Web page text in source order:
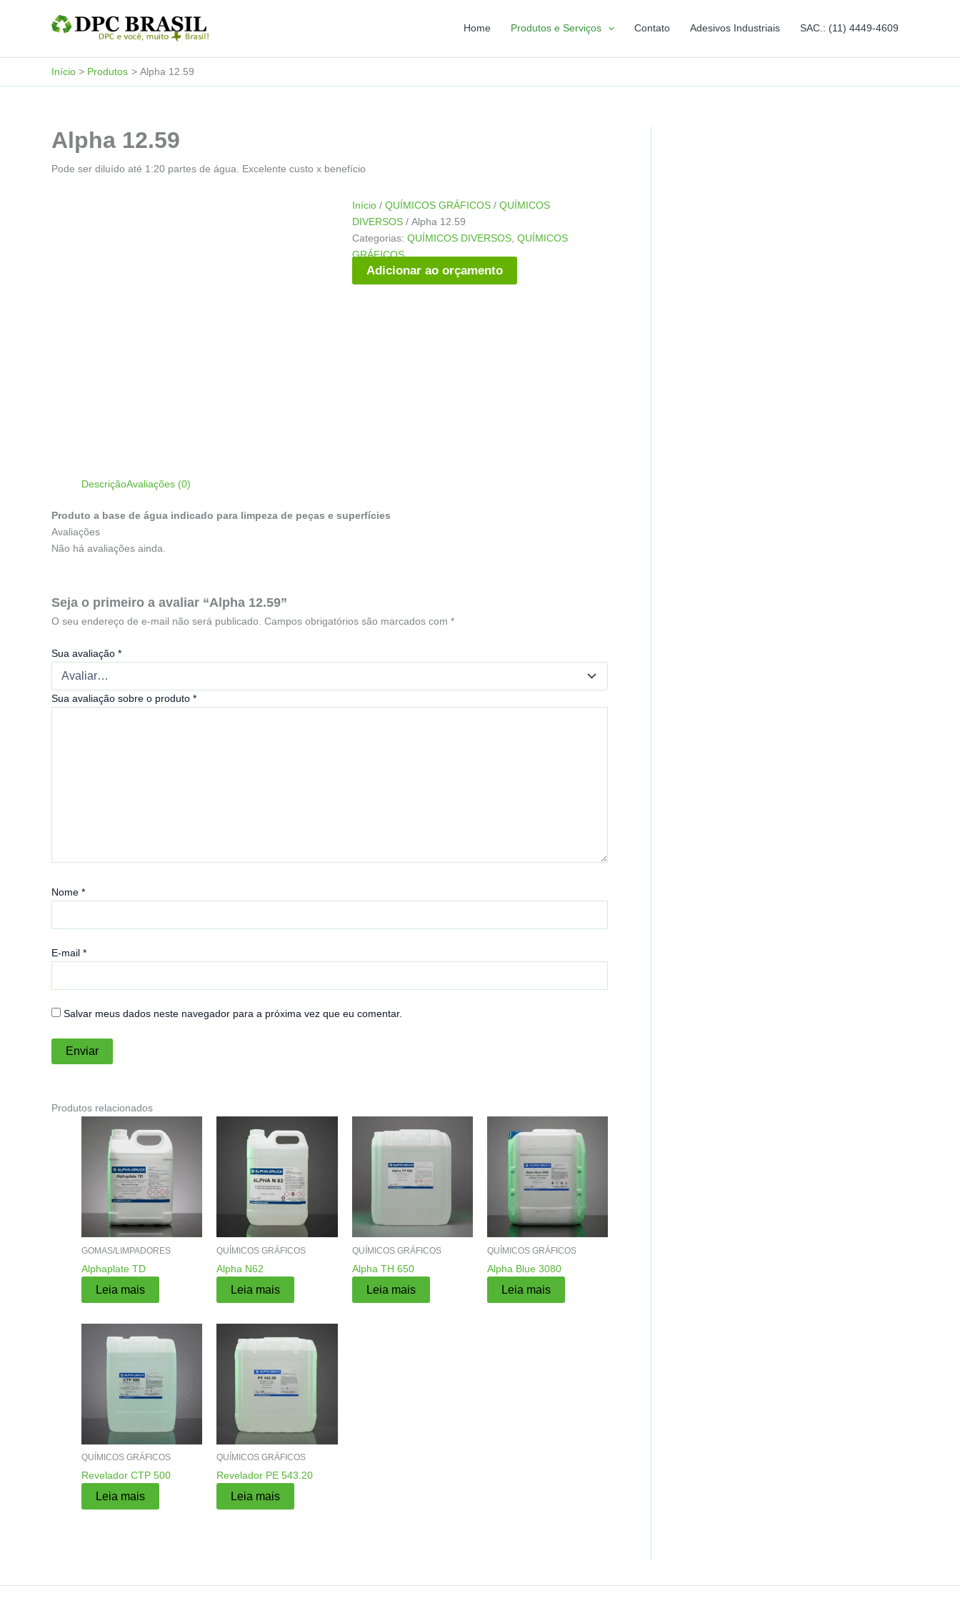
conteúdo
Home Produtos e Serviços Contato Adesivos Industriais SAC.: (11) 4449-4609
Início Produtos Alpha 12.59
Alpha 12.59
Pode ser diluído até 1:20 partes de água. Excelente custo x benefício
Início/ QUÍMICOS GRÁFICOS/ QUÍMICOS
DIVERSOS/ Alpha 12.59
Categorias: QUÍMICOS DIVERSOS, QUÍMICOS
GRÁFICOS
Adicionar ao orçamento
DescriçãoAvaliações (0)
Produto a base de água indicado para limpeza de peças e superfícies
Avaliações
Não há avaliações ainda.
Seja o primeiro a avaliar “Alpha 12.59”
O seu endereço de e-mail não será publicado. Campos obrigatórios são marcados com *
Sua avaliação *
Sua avaliação sobre o produto *
Nome *
E-mail *
Salvar meus dados neste navegador para a próxima vez que eu comentar.
Produtos relacionados
GOMAS/LIMPADORES
Alphaplate TD
Leia mais
QUÍMICOS GRÁFICOS
Alpha N62
Leia mais
QUÍMICOS GRÁFICOS
Alpha TH 650
Leia mais
QUÍMICOS GRÁFICOS
Alpha Blue 3080
Leia mais
QUÍMICOS GRÁFICOS
Revelador CTP 500
Leia mais
QUÍMICOS GRÁFICOS
Revelador PE 543.20
Leia mais